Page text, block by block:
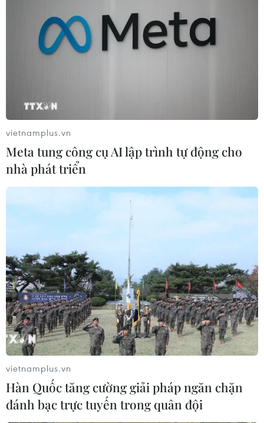
vietnamplus.vn
Meta tung công cụ AI lập trình tự động cho
nhà phát triển
vietnamplus.vn
Hàn Quốc tăng cường giải pháp ngăn chặn
đánh bạc trực tuyến trong quân đội